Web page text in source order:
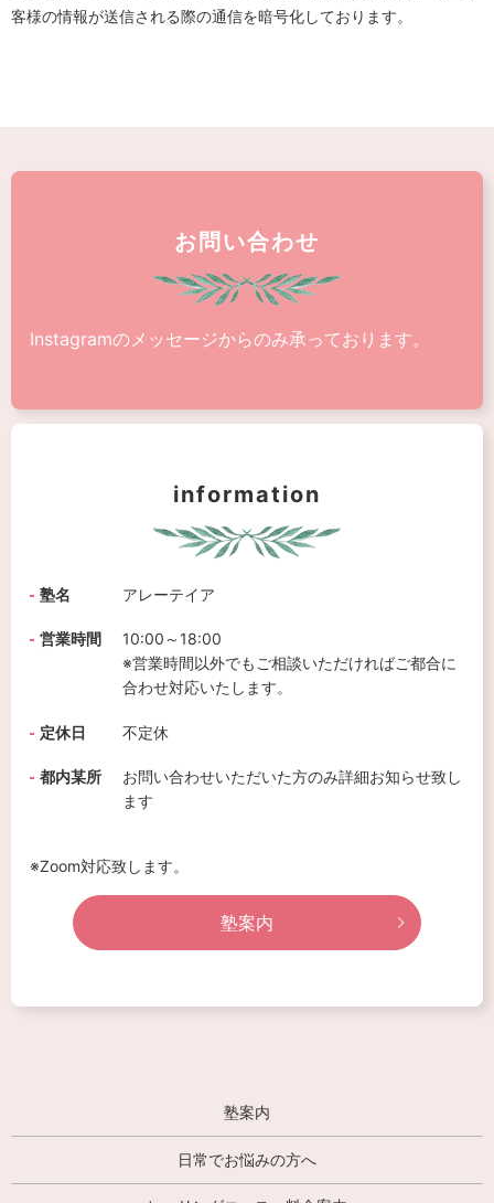
客様の情報が送信される際の通信を暗号化しております。
お問い合わせ
Instagramのメッセージからのみ承っております。
information
塾名 アレーテイア
営業時間
10:00～18:00
※営業時間以外でもご相談いただければご都合に
合わせ対応いたします。
定休日 不定休
都内某所
お問い合わせいただいた方のみ詳細お知らせ致し
ます
※Zoom対応致します。
塾案内
塾案内
日常でお悩みの方へ